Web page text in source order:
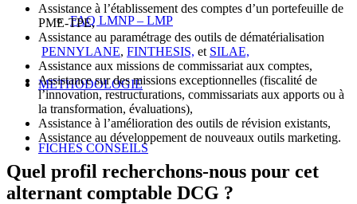
FAQ LMNP – LMP
METHODOLOGIE
FICHES CONSEILS
Assistance à l’établissement des comptes d’un portefeuille de
PME-TPE,
Assistance au paramétrage des outils de dématérialisation
PENNYLANE, FINTHESIS, et SILAE,
Assistance aux missions de commissariat aux comptes,
Assistance sur des missions exceptionnelles (fiscalité de
l’innovation, restructurations, commissariats aux apports ou à
la transformation, évaluations),
Assistance à l’amélioration des outils de révision existants,
Assistance au développement de nouveaux outils marketing.
Quel profil recherchons-nous pour cet
alternant comptable DCG ?